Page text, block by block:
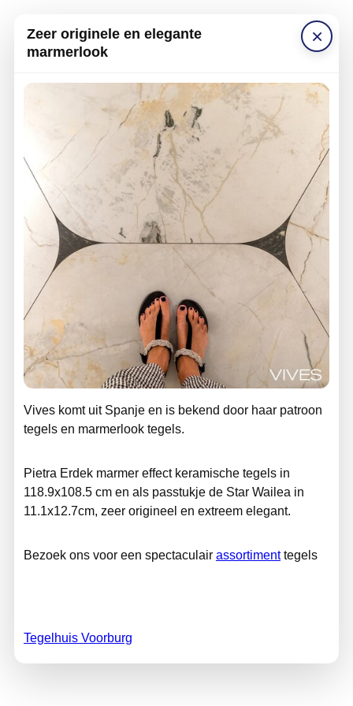
×
Zeer originele en elegante
marmerlook
Vives komt uit Spanje en is bekend door haar patroon
tegels en marmerlook tegels.
Pietra Erdek marmer effect keramische tegels in
118.9x108.5 cm en als passtukje de Star Wailea in
11.1x12.7cm, zeer origineel en extreem elegant.
Bezoek ons voor een spectaculair assortimenttegels
Tegelhuis Voorburg